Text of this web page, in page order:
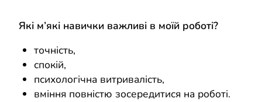
Які м’які навички важливі в моїй роботі?
точність,
спокій,
психологічна витривалість,
вміння повністю зосередитися на роботі.